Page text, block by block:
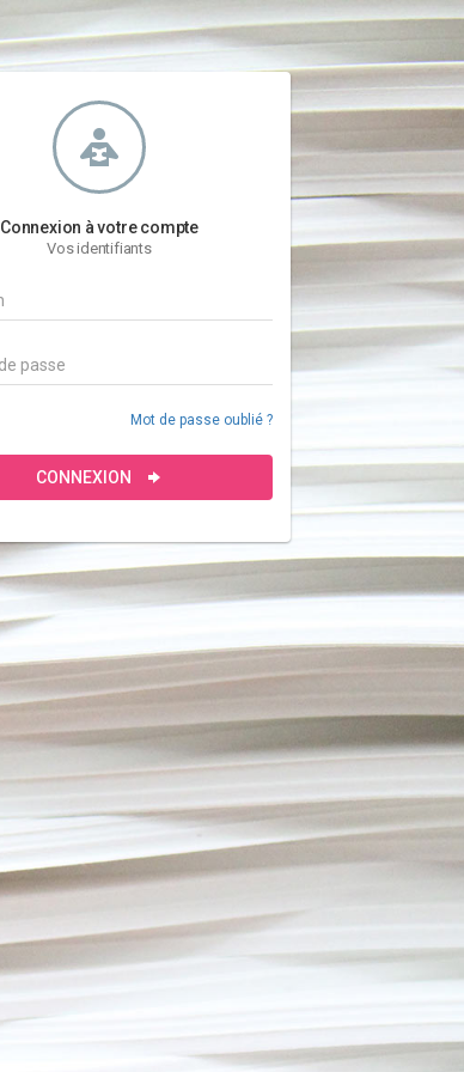
Connexion à votre compte
Vos identifiants
Mot de passe oublié ?
CONNEXION